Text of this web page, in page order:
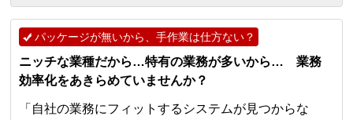
パッケージが無いから、手作業は仕方ない？
ニッチな業種だから…特有の業務が多いから… 業務
効率化をあきらめていませんか？
「自社の業務にフィットするシステムが見つからな